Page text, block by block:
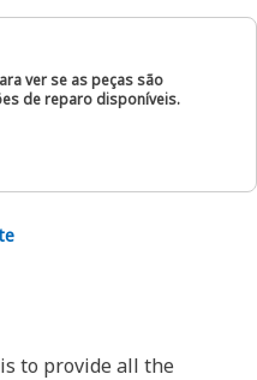
ver se as peças são
de reparo disponíveis.
to provide all the